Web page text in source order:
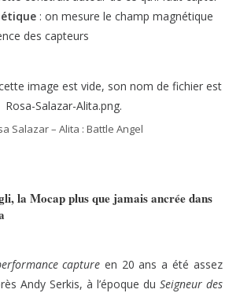
: on mesure le champ magnétique
des capteurs
Salazar – Alita : Battle Angel
la Mocap plus que jamais ancrée dans
capture en 20 ans a été assez
Andy Serkis, à l’époque du Seigneur des